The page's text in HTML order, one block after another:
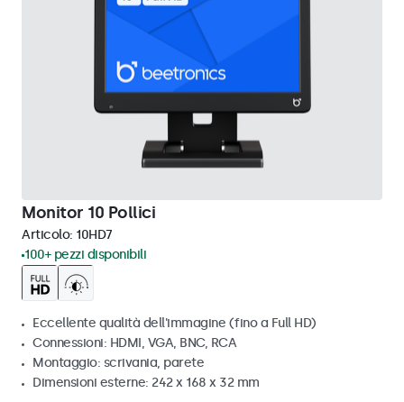
Monitor 10 Pollici
Articolo: 10HD7
100+ pezzi disponibili
Eccellente qualità dell'immagine (fino a Full HD)
Connessioni: HDMI, VGA, BNC, RCA
Montaggio: scrivania, parete
Dimensioni esterne: 242 x 168 x 32 mm